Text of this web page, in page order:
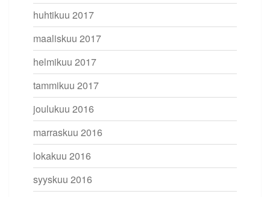
huhtikuu 2017
maaliskuu 2017
helmikuu 2017
tammikuu 2017
joulukuu 2016
marraskuu 2016
lokakuu 2016
syyskuu 2016